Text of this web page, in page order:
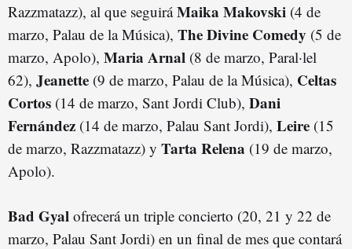
Razzmatazz), al que seguiráMaika Makovski (4 de
marzo, Palau de la Música), The Divine Comedy (5 de
marzo, Apolo), Maria Arnal (8 de marzo, Paral·lel
62), Jeanette (9 de marzo, Palau de la Música), Celtas
Cortos (14 de marzo, Sant Jordi Club), Dani
Fernández (14 de marzo, Palau Sant Jordi), Leire (15
de marzo, Razzmatazz) y Tarta Relena (19 de marzo,
Apolo).
Bad Gyal ofrecerá un triple concierto (20, 21 y 22 de
marzo, Palau Sant Jordi) en un final de mes que contará